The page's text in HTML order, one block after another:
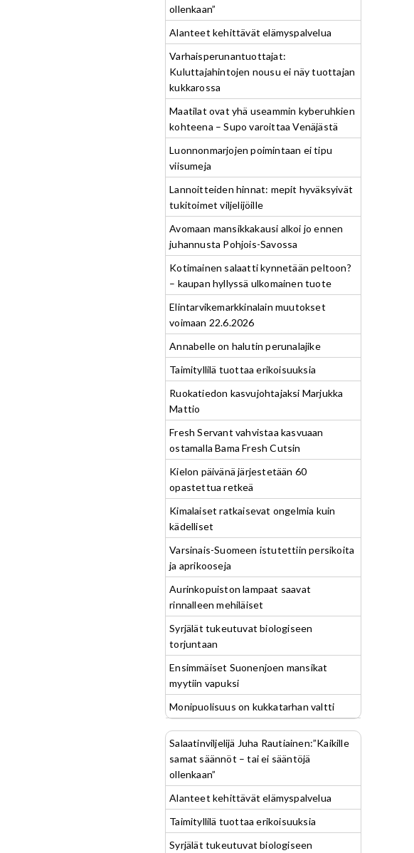
ollenkaan”
Alanteet kehittävät elämyspalvelua
Varhaisperunantuottajat:
Kuluttajahintojen nousu ei näy tuottajan
kukkarossa
Maatilat ovat yhä useammin kyberuhkien
kohteena – Supo varoittaa Venäjästä
Luonnonmarjojen poimintaan ei tipu
viisumeja
Lannoitteiden hinnat: mepit hyväksyivät
tukitoimet viljelijöille
Avomaan mansikkakausi alkoi jo ennen
juhannusta Pohjois-Savossa
Kotimainen salaatti kynnetään peltoon?
– kaupan hyllyssä ulkomainen tuote
Elintarvikemarkkinalain muutokset
voimaan 22.6.2026
Annabelle on halutin perunalajike
Taimityllilä tuottaa erikoisuuksia
Ruokatiedon kasvujohtajaksi Marjukka
Mattio
Fresh Servant vahvistaa kasvuaan
ostamalla Bama Fresh Cutsin
Kielon päivänä järjestetään 60
opastettua retkeä
Kimalaiset ratkaisevat ongelmia kuin
kädelliset
Varsinais-Suomeen istutettiin persikoita
ja aprikooseja
Aurinkopuiston lampaat saavat
rinnalleen mehiläiset
Syrjälät tukeutuvat biologiseen
torjuntaan
Ensimmäiset Suonenjoen mansikat
myytiin vapuksi
Monipuolisuus on kukkatarhan valtti
Salaatinviljelijä Juha Rautiainen:”Kaikille
samat säännöt – tai ei sääntöjä
ollenkaan”
Alanteet kehittävät elämyspalvelua
Taimityllilä tuottaa erikoisuuksia
Syrjälät tukeutuvat biologiseen